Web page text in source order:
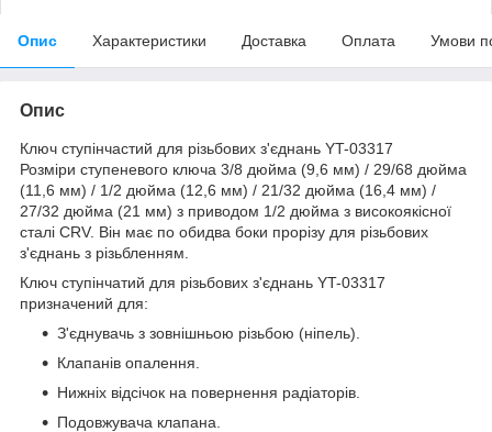
Опис Характеристики Доставка Оплата Умови
Опис
Ключ ступінчастий для різьбових з'єднань YT-03317
Розміри ступеневого ключа 3/8 дюйма (9,6 мм) / 29/68 дюйма
(11,6 мм) / 1/2 дюйма (12,6 мм) / 21/32 дюйма (16,4 мм) /
27/32 дюйма (21 мм) з приводом 1/2 дюйма з високоякісної
сталі CRV. Він має по обидва боки прорізу для різьбових
з'єднань з різьбленням.
Ключ ступінчатий для різьбових з'єднань YT-03317
призначений для:
З'єднувачь з зовнішньою різьбою (ніпель).
Клапанів опалення.
Нижніх відсічок на повернення радіаторів.
Подовжувача клапана.